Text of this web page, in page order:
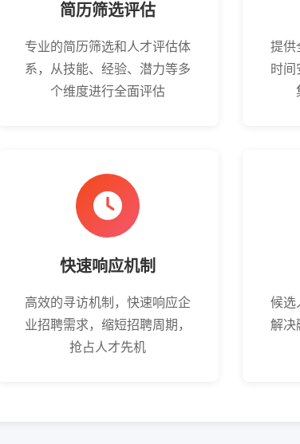
简历筛选评估
专业的简历筛选和人才评估体
系，从技能、经验、潜力等多
个维度进行全面评估
提供
时间
快速响应机制
高效的寻访机制，快速响应企
业招聘需求，缩短招聘周期，
抢占人才先机
候选
解决